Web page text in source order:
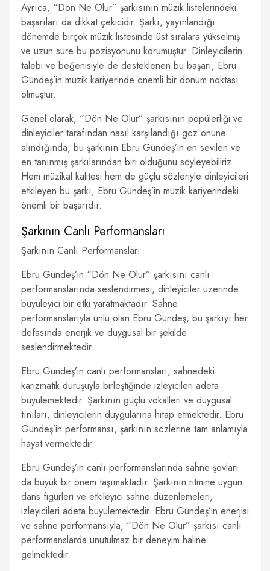
Ayrıca, “Dön Ne Olur” şarkısının müzik listelerindeki
başarıları da dikkat çekicidir. Şarkı, yayınlandığı
dönemde birçok müzik listesinde üst sıralara yükselmiş
ve uzun süre bu pozisyonunu korumuştur. Dinleyicilerin
talebi ve beğenisiyle de desteklenen bu başarı, Ebru
Gündeş’in müzik kariyerinde önemli bir dönüm noktası
olmuştur.
Genel olarak, “Dön Ne Olur” şarkısının popülerliği ve
dinleyiciler tarafından nasıl karşılandığı göz önüne
alındığında, bu şarkının Ebru Gündeş’in en sevilen ve
en tanınmış şarkılarından biri olduğunu söyleyebiliriz.
Hem müzikal kalitesi hem de güçlü sözleriyle dinleyicileri
etkileyen bu şarkı, Ebru Gündeş’in müzik kariyerindeki
önemli bir başarıdır.
Şarkının Canlı Performansları
Şarkının Canlı Performansları
Ebru Gündeş’in “Dön Ne Olur” şarkısını canlı
performanslarında seslendirmesi, dinleyiciler üzerinde
büyüleyici bir etki yaratmaktadır. Sahne
performanslarıyla ünlü olan Ebru Gündeş, bu şarkıyı her
defasında enerjik ve duygusal bir şekilde
seslendirmektedir.
Ebru Gündeş’in canlı performansları, sahnedeki
karizmatik duruşuyla birleştiğinde izleyicileri adeta
büyülemektedir. Şarkının güçlü vokalleri ve duygusal
tınıları, dinleyicilerin duygularına hitap etmektedir. Ebru
Gündeş’in performansı, şarkının sözlerine tam anlamıyla
hayat vermektedir.
Ebru Gündeş’in canlı performanslarında sahne şovları
da büyük bir önem taşımaktadır. Şarkının ritmine uygun
dans figürleri ve etkileyici sahne düzenlemeleri,
izleyicileri adeta büyülemektedir. Ebru Gündeş’in enerjisi
ve sahne performansıyla, “Dön Ne Olur” şarkısı canlı
performanslarda unutulmaz bir deneyim haline
gelmektedir.